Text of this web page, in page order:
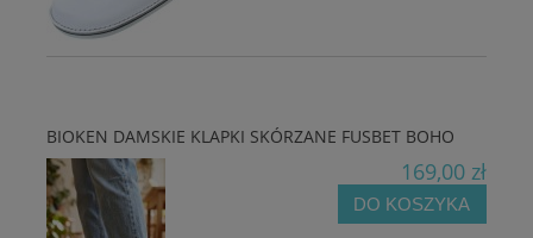
BIOKEN DAMSKIE KLAPKI SKÓRZANE FUSBET BOHO
169,00 zł
DO KOSZYKA